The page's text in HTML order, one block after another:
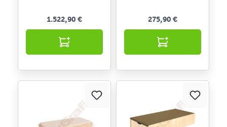
1.522,90 € 275,90 €